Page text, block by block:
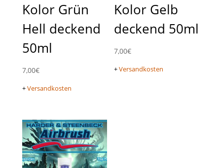
Kolor Grün
Hell deckend
50ml
7,00€
+Versandkosten
Kolor Gelb
deckend 50ml
7,00€
+Versandkosten